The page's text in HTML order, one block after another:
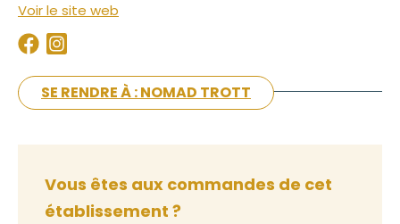
Voir le site web
SE RENDRE À : NOMAD TROTT
Vous êtes aux commandes de cet
établissement ?